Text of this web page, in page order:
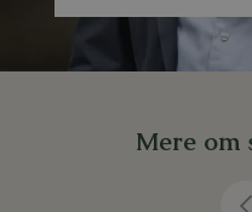
Mere om